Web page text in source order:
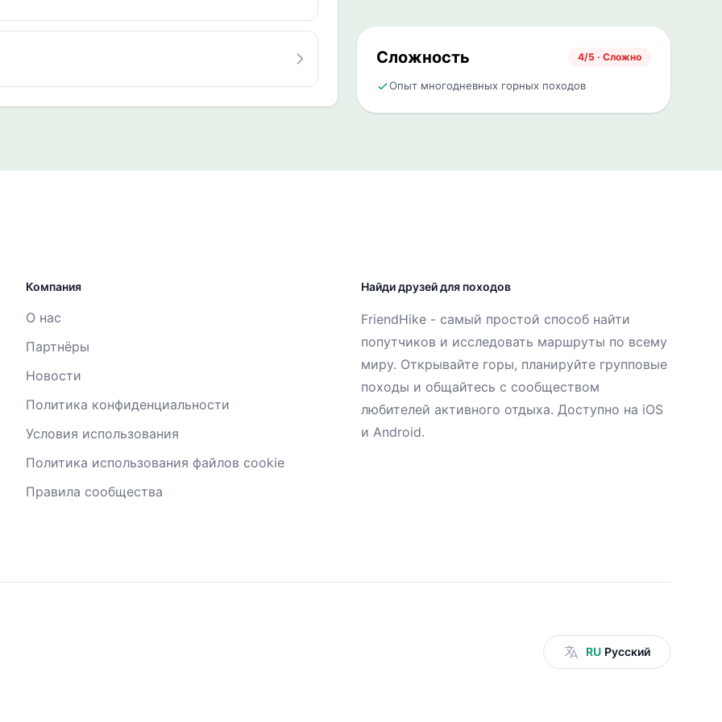
Сложность 4/5 · Сложно
Опыт многодневных горных походов
Компания
О нас
Партнёры
Новости
Политика конфиденциальности
Условия использования
Политика использования файлов cookie
Правила сообщества
Найди друзей для походов
FriendHike - самый простой способ найти
попутчиков и исследовать маршруты по всему
миру. Открывайте горы, планируйте групповые
походы и общайтесь с сообществом
любителей активного отдыха. Доступно на iOS
и Android.
RU Русский